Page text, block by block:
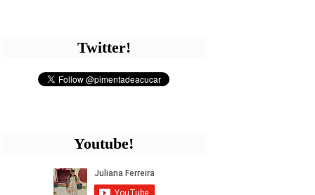
Twitter!
Youtube!